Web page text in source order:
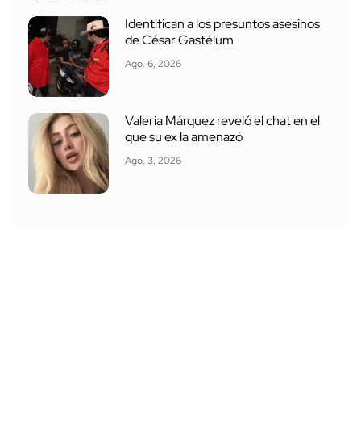
Identifican a los presuntos asesinos
de César Gastélum
Ago. 6, 2026
Valeria Márquez reveló el chat en el
que su ex la amenazó
Ago. 3, 2026